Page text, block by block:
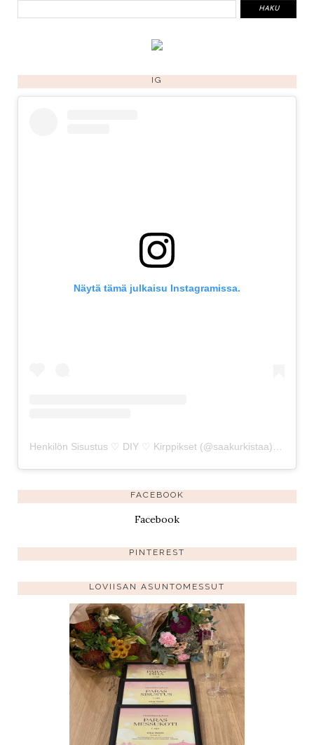
IG
Näytä tämä julkaisu Instagramissa.
FACEBOOK
Facebook
PINTEREST
LOVIISAN ASUNTOMESSUT